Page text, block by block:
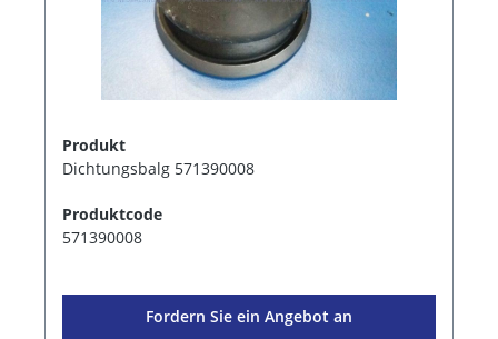
Produkt
Dichtungsbalg 571390008
Produktcode
571390008
Fordern Sie ein Angebot an